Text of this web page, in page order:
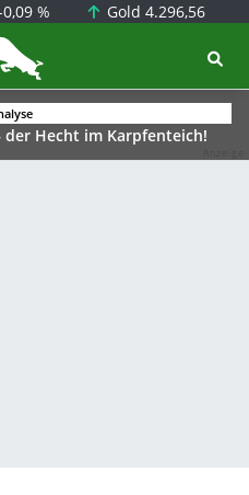
% Gold4.296,56
der Hecht im Karpfenteich!